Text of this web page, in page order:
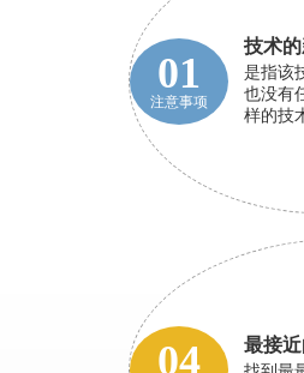
01
注意事项
技术
是指该
也没有
样的技
04 最接